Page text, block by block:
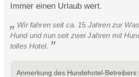
Immer einen Urlaub wert.
Wir fahren seit ca. 15 Jahren zur
Hund und nun seit zwei Jahren mit
tolles Hotel.
Anmerkung des Hundehotel-Betreibers